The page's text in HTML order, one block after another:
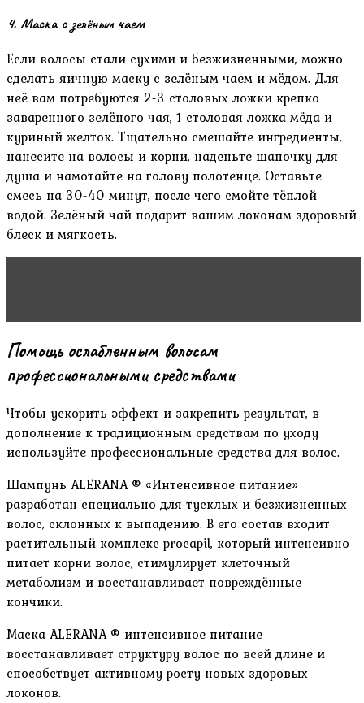
4. Маска с зелёным чаем
Если волосы стали сухими и безжизненными, можно
сделать яичную маску с зелёным чаем и мёдом. Для
неё вам потребуются 2-3 столовых ложки крепко
заваренного зелёного чая, 1 столовая ложка мёда и
куриный желток. Тщательно смешайте ингредиенты,
нанесите на волосы и корни, наденьте шапочку для
душа и намотайте на голову полотенце. Оставьте
смесь на 30-40 минут, после чего смойте тёплой
водой. Зелёный чай подарит вашим локонам здоровый
блеск и мягкость.
Помощь ослабленным волосам
профессиональными средствами
Чтобы ускорить эффект и закрепить результат, в
дополнение к традиционным средствам по уходу
используйте профессиональные средства для волос.
Шампунь ALERANA ® «Интенсивное питание»
разработан специально для тусклых и безжизненных
волос, склонных к выпадению. В его состав входит
растительный комплекс procapil, который интенсивно
питает корни волос, стимулирует клеточный
метаболизм и восстанавливает повреждённые
кончики.
Маска ALERANA ® интенсивное питание
восстанавливает структуру волос по всей длине и
способствует активному росту новых здоровых
локонов.